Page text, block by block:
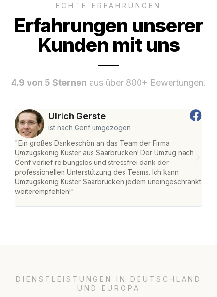
ECHTE ERFAHRUNGEN
Erfahrungen unserer
Kunden mit uns
4.9 von 5 Sternen aus über 800+ Bewertungen.
Ulrich Gerste
ist nach Genf umgezogen
"Ein großes Dankeschön an das Team der Firma
Umzugskönig Kuster aus Saarbrücken! Der Umzug nach
Genf verlief reibungslos und stressfrei dank der
professionellen Unterstützung des Teams. Ich kann
Umzugskönig Kuster Saarbrücken jedem uneingeschränkt
weiterempfehlen!"
DIENSTLEISTUNGEN IN DEUTSCHLAND
UND EUROPA